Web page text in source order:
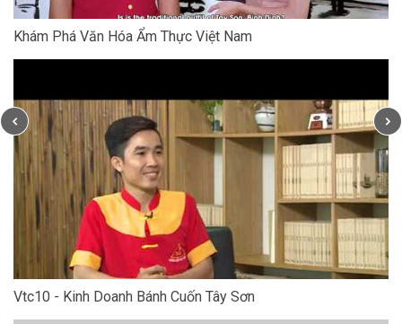
Khám Phá Văn Hóa Ẩm Thực Việt Nam
Vtc10 - Kinh Doanh Bánh Cuốn Tây Sơn